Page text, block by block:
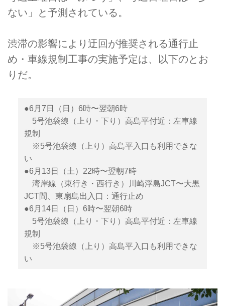
ない」と予測されている。
渋滞の影響により迂回が推奨される通行止
め・車線規制工事の実施予定は、以下のとお
りだ。
●6月7日（日）6時〜翌朝6時
5号池袋線（上り・下り）高島平付近：左車線
規制
※5号池袋線（上り）高島平入口も利用できな
い
●6月13日（土）22時〜翌朝7時
湾岸線（東行き・西行き）川崎浮島JCT〜大黒
JCT間、東扇島出入口：通行止め
●6月14日（日）6時〜翌朝6時
5号池袋線（上り・下り）高島平付近：左車線
規制
※5号池袋線（上り）高島平入口も利用できな
い